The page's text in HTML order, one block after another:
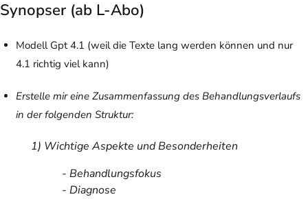
Synopser (ab L-Abo)
Modell Gpt 4.1 (weil die Texte lang werden können und nur
4.1 richtig viel kann)
Erstelle mir eine Zusammenfassung des Behandlungsverlaufs
in der folgenden Struktur:
1) Wichtige Aspekte und Besonderheiten
- Behandlungsfokus
- Diagnose